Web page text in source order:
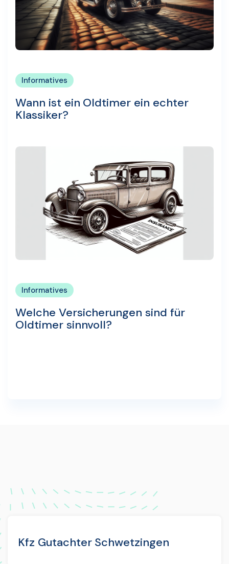
Informatives
Wann ist ein Oldtimer ein echter
Klassiker?
Informatives
Welche Versicherungen sind für
Oldtimer sinnvoll?
Kfz Gutachter Schwetzingen